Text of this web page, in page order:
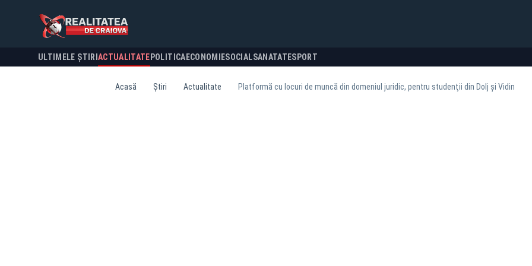
ULTIMELE ȘTIRI ACTUALITATE POLITICA ECONOMIESOCIALSANATATESPORT
Acasă Știri Actualitate Platformă cu locuri de muncă din domeniul juridic, pentru studenţii din Dolj şi Vidin